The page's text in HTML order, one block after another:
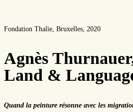
Fondation Thalie, Bruxelles, 2020
Agnès
Land &
Quand la peinture résonne avec les